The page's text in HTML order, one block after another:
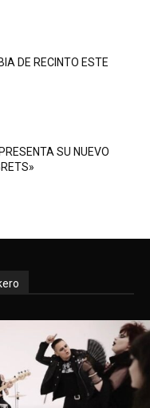
DE RECINTO ESTE
SU NUEVO